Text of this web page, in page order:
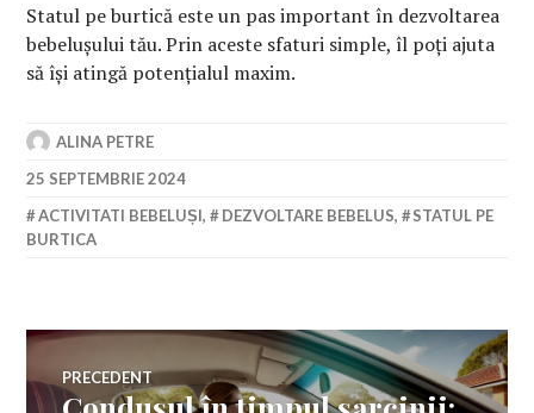
Statul pe burtică este un pas important în dezvoltarea
bebelușului tău. Prin aceste sfaturi simple, îl poți ajuta
să își atingă potențialul maxim.
ALINA PETRE
25 SEPTEMBRIE 2024
ACTIVITATI BEBELUȘI, DEZVOLTARE BEBELUS,
STATUL PE
BURTICA
Navigare
PRECEDENT
Articolul